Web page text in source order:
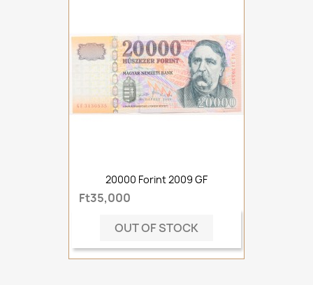
20000 Forint 2009 GF
Ft35,000
OUT OF STOCK